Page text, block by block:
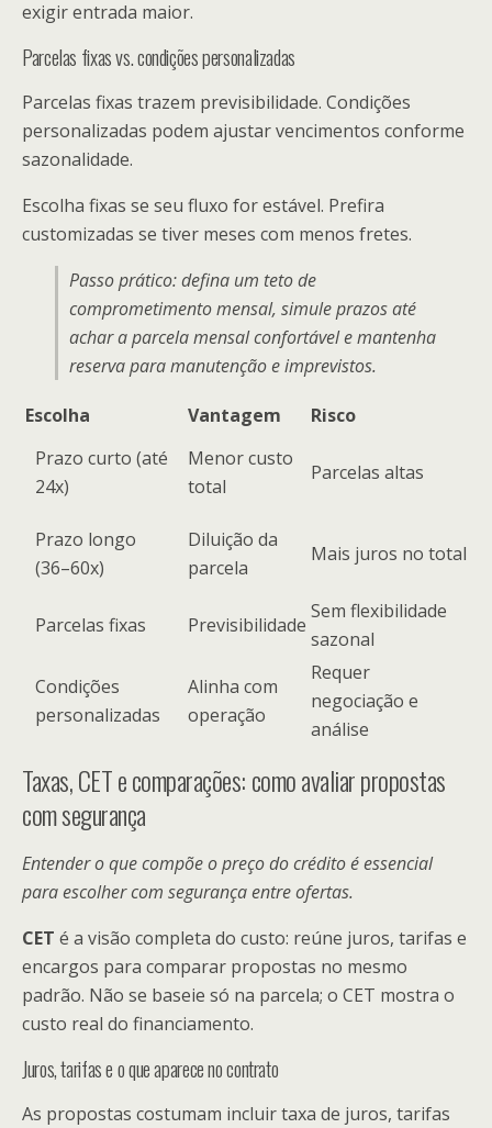
exigir entrada maior.
Parcelas fixas vs. condições personalizadas
Parcelas fixas trazem previsibilidade. Condições
personalizadas podem ajustar vencimentos conforme
sazonalidade.
Escolha fixas se seu fluxo for estável. Prefira
customizadas se tiver meses com menos fretes.
Passo prático: defina um teto de
comprometimento mensal, simule prazos até
achar a parcela mensal confortável e mantenha
reserva para manutenção e imprevistos.
Escolha Vantagem
Risco
Prazo curto (até
24x)
Menor custo
total
Parcelas altas
Prazo longo
(36–60x)
Diluição da
parcela
Mais juros no total
Parcelas fixas Previsibilidade
Sem flexibilidade
sazonal
Condições
personalizadas
Alinha com
operação
Requer
negociação e
análise
Taxas, CET e comparações: como avaliar propostas
com segurança
Entender o que compõe o preço do crédito é essencial
para escolher com segurança entre ofertas.
CET é a visão completa do custo: reúne juros, tarifas e
encargos para comparar propostas no mesmo
padrão. Não se baseie só na parcela; o CET mostra o
custo real do financiamento.
Juros, tarifas e o que aparece no contrato
As propostas costumam incluir taxa de juros, tarifas